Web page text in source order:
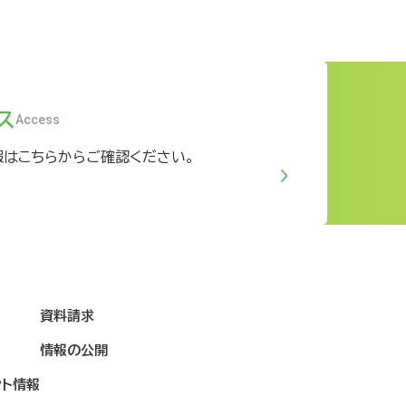
Access
こちらからご確認ください。
情報
資料請求
情報の公開